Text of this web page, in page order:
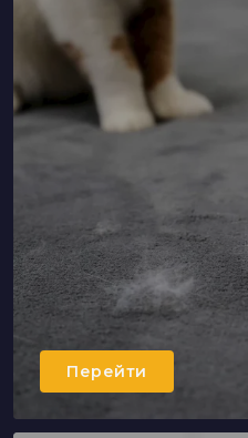
Перейти